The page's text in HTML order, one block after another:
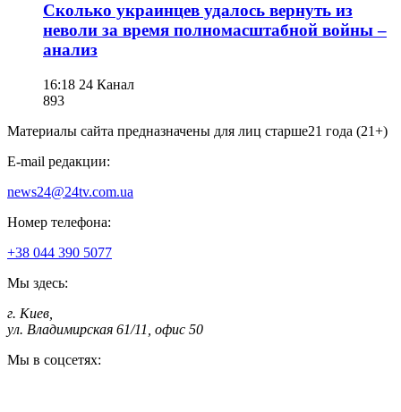
Сколько украинцев удалось вернуть из
неволи за время полномасштабной войны –
анализ
16:18 24 Канал
893
Материалы сайта предназначены для лиц старше21 года (21+)
E-mail редакции:
news24@24tv.com.ua
Номер телефона:
+38 044 390 5077
Мы здесь:
г. Киев
ул. Владимирская 61/11, офис 50
Мы в соцсетях: